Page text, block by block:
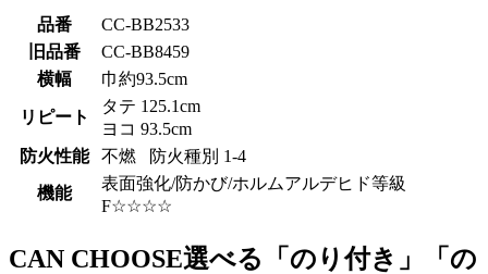
品番
CC-BB2533
旧品番
CC-BB8459
横幅
巾約93.5cm
リピート
タテ 125.1cm
ヨコ 93.5cm
防火性能
不燃 防火種別 1-4
機能
表面強化/防かび/ホルムアルデヒド等級
F☆☆☆☆
CAN CHOOSE選べる「のり付き」「の